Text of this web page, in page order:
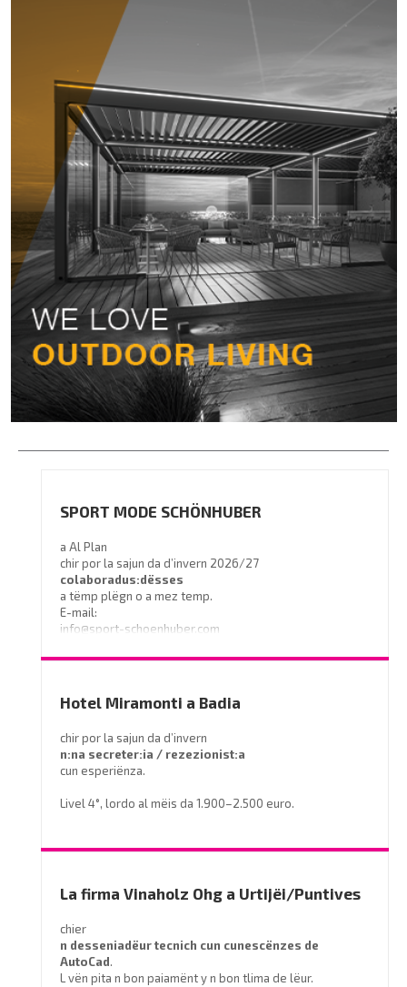
SPORT MODE SCHÖNHUBER
a Al Plan
chir por la sajun da d’invern 2026/27
colaboradus:dësses
a tëmp plëgn o a mez temp.
E-mail:
info@sport-schoenhuber.com
- Tel. 0474 555141
Hotel Miramonti a Badia
chir por la sajun da d’invern
n:na secreter:ia / rezezionist:a
cun esperiënza.
Livel 4°, lordo al mëis da 1.900–2.500 euro.
info@miramontihotel.it
o telefoné al
La firma Vinaholz Ohg a Urtijëi/Puntives
chier
n desseniadëur tecnich cun cunescënzes de
AutoCad.
L vën pita n bon paiamënt y n bon tlima de lëur.